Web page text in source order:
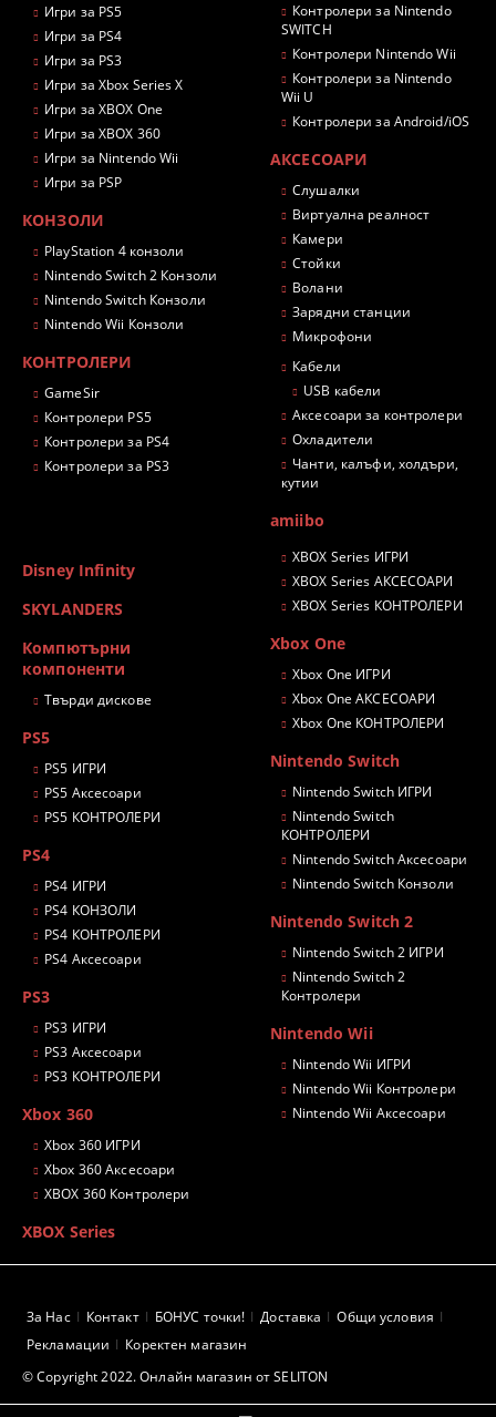
Игри за PS5
Игри за PS4
Игри за PS3
Игри за Xbox Series X
Игри за XBOX One
Игри за XBOX 360
Игри за Nintendo Wii
Игри за PSP
КОНЗОЛИ
PlayStation 4 конзоли
Nintendo Switch 2 Конзоли
Nintendo Switch Конзоли
Nintendo Wii Конзоли
КОНТРОЛЕРИ
GameSir
Контролери PS5
Контролери за PS4
Контролери за PS3
Контролери за Nintendo
SWITCH
Контролери Nintendo Wii
Контролери за Nintendo
Wii U
Контролери за Android/iOS
АКСЕСОАРИ
Слушалки
Виртуална реалност
Камери
Стойки
Волани
Зарядни станции
Микрофони
Кабели
USB кабели
Аксесоари за контролери
Охладители
Чанти, калъфи, холдъри,
кутии
amiibo
Disney Infinity
SKYLANDERS
Компютърни
компоненти
Твърди дискове
PS5
PS5 ИГРИ
PS5 Аксесоари
PS5 КОНТРОЛЕРИ
PS4
PS4 ИГРИ
PS4 КОНЗОЛИ
PS4 КОНТРОЛЕРИ
PS4 Аксесоари
PS3
PS3 ИГРИ
PS3 Аксесоари
PS3 КОНТРОЛЕРИ
Xbox 360
Xbox 360 ИГРИ
Xbox 360 Аксесоари
XBOX 360 Контролери
XBOX Series
XBOX Series ИГРИ
XBOX Series АКСЕСОАРИ
XBOX Series КОНТРОЛЕРИ
Xbox One
Xbox One ИГРИ
Xbox One АКСЕСОАРИ
Xbox One КОНТРОЛЕРИ
Nintendo Switch
Nintendo Switch ИГРИ
Nintendo Switch
КОНТРОЛЕРИ
Nintendo Switch Аксесоари
Nintendo Switch Конзоли
Nintendo Switch 2
Nintendo Switch 2 ИГРИ
Nintendo Switch 2
Контролери
Nintendo Wii
Nintendo Wii ИГРИ
Nintendo Wii Контролери
Nintendo Wii Аксесоари
© Copyright 2022. Онлайн магазин от SELITON
За Нас Контакт БОНУС точки! Доставка
Общи условия
Рекламации
Коректен магазин